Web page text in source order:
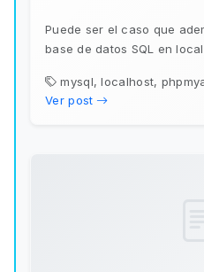
Puede ser el caso que
base de datos SQL en
mysql, localhost,
Ver post